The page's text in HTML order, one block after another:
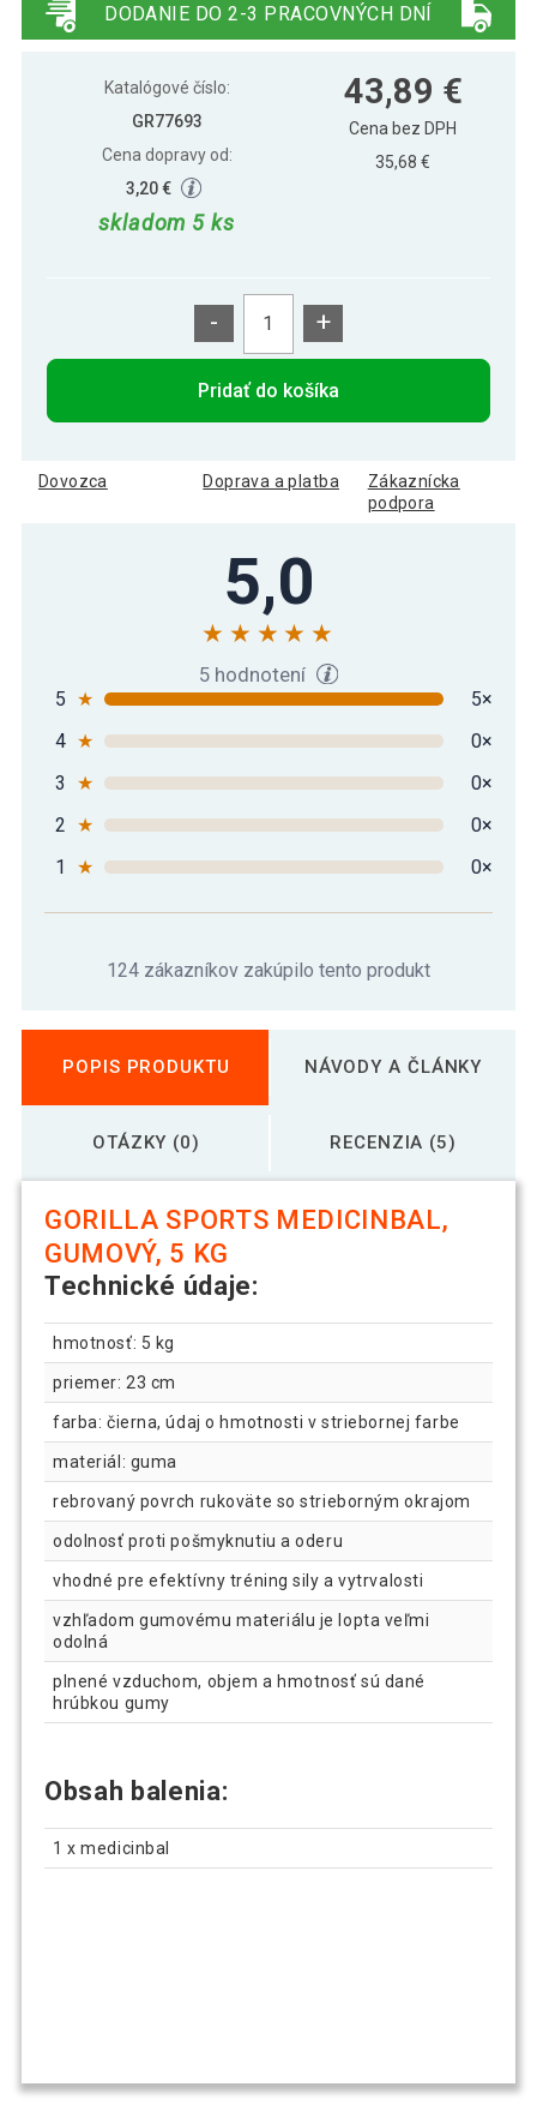
Gorilla Sports Medicinbal gumový, 4 kg 33,49 €
Gorilla Sports Medicinbal gumový, 6 kg
Gorilla Sports Medicinbal set Black
106,79 €
DODANIE DO 2-3 PRACOVNÝCH DNÍ
Katalógové číslo:
GR77693
Cena dopravy od:
3,20 €
skladom 5 ks
43,89 €
Cena bez DPH
35,68 €
- +
Pridať do košíka
Dovozca Doprava a platba
Zákaznícka
podpora
5,0
5 hodnotení
5 ★
5×
4 ★
0×
3
★
0×
2 ★
0×
1
★ 0×
124 zákazníkov zakúpilo tento produkt
POPIS PRODUKTU NÁVODY A ČLÁNKY
OTÁZKY (0) RECENZIA (5)
GORILLA SPORTS MEDICINBAL,
GUMOVÝ, 5 KG
Technické údaje:
hmotnosť: 5 kg
priemer: 23 cm
farba: čierna, údaj o hmotnosti v striebornej farbe
materiál: guma
rebrovaný povrch rukoväte so strieborným okrajom
odolnosť proti pošmyknutiu a oderu
vhodné pre efektívny tréning sily a vytrvalosti
vzhľadom gumovému materiálu je lopta veľmi
odolná
plnené vzduchom, objem a hmotnosť sú dané
hrúbkou gumy
Obsah balenia:
1 x medicinbal